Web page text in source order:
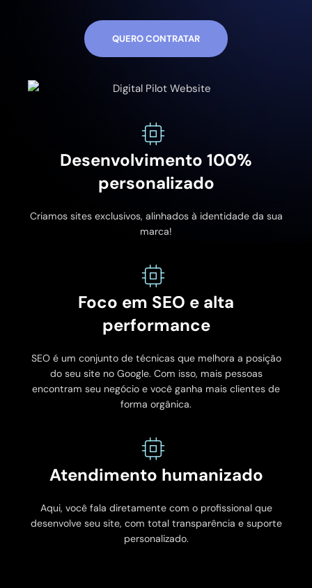
QUERO CONTRATAR
Desenvolvimento 100%
personalizado
Criamos sites exclusivos, alinhados à identidade da sua
marca!
Foco em SEO e alta
performance
SEO é um conjunto de técnicas que melhora a posição
do seu site no Google. Com isso, mais pessoas
encontram seu negócio e você ganha mais clientes de
forma orgânica.
Atendimento humanizado
Aqui, você fala diretamente com o profissional que
desenvolve seu site, com total transparência e suporte
personalizado.